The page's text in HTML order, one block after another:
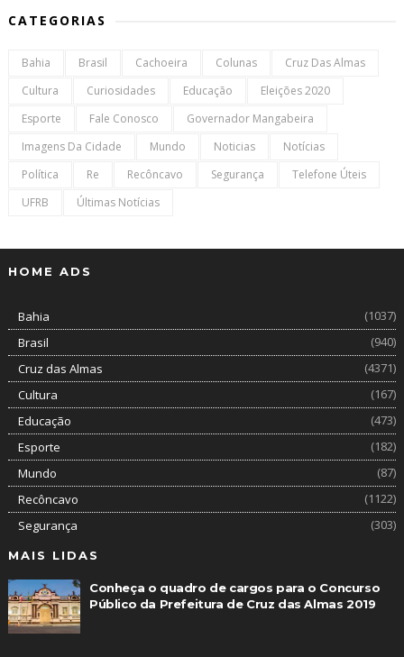
CATEGORIAS
Bahia Brasil Cachoeira Colunas
Cruz Das Almas
Cultura
Curiosidades Educação
Eleições 2020
Esporte
Fale Conosco
Governador Mangabeira
Imagens Da Cidade
Mundo Noticias
Notícias
Política
Re Recôncavo Segurança
Telefone Úteis
UFRB
Últimas Notícias
HOME ADS
Bahia
(1037)
Brasil
(940)
Cruz das Almas
(4371)
Cultura
(167)
Educação
(473)
Esporte
(182)
Mundo
(87)
Recôncavo
(1122)
Segurança
(303)
MAIS LIDAS
Conheça o quadro de cargos para o Concurso
Público da Prefeitura de Cruz das Almas 2019